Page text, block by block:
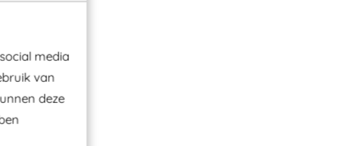
media
van
deze